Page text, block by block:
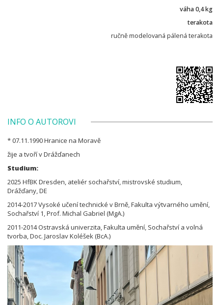
váha 0,4 kg
terakota
ručně modelovaná pálená terakota
INFO O AUTOROVI
* 07.11.1990 Hranice na Moravě
žije a tvoří v Drážďanech
Studium:
2025 HfBK Dresden, ateliér sochařství, mistrovské studium,
Drážďany, DE
2014-2017 Vysoké učení technické v Brně, Fakulta výtvarného umění,
Sochařství 1, Prof. Michal Gabriel (MgA.)
2011-2014 Ostravská univerzita, Fakulta umění, Sochařství a volná
tvorba, Doc. Jaroslav Koléšek (BcA.)